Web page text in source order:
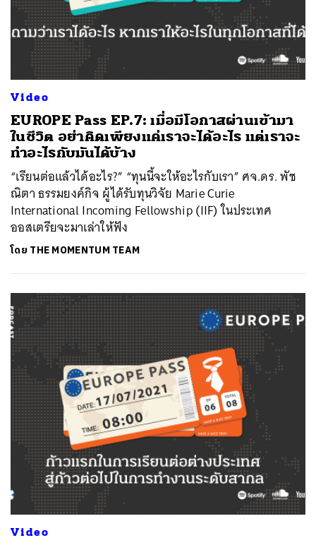
Video
EUROPE Pass EP.7: เมื่อมีโอกาสผ่านเข้ามา
ในชีวิต อย่าคิดเพียงแค่เราจะได้อะไร แต่เราจะ
ทำอะไรกับมันได้บ้าง
“เรียนต่อแล้วได้อะไร?” “ทุนนี้จะให้อะไรกับเรา” ศจ.ดร. พัช
ณิตา ธรรมยงค์กิจ ผู้ได้รับทุนวิจัย Marie Curie
International Incoming Fellowship (IIF) ในประเทศ
ออสเตรียจะมาเล่าให้ฟัง
โดย THE MOMENTUM TEAM
Video